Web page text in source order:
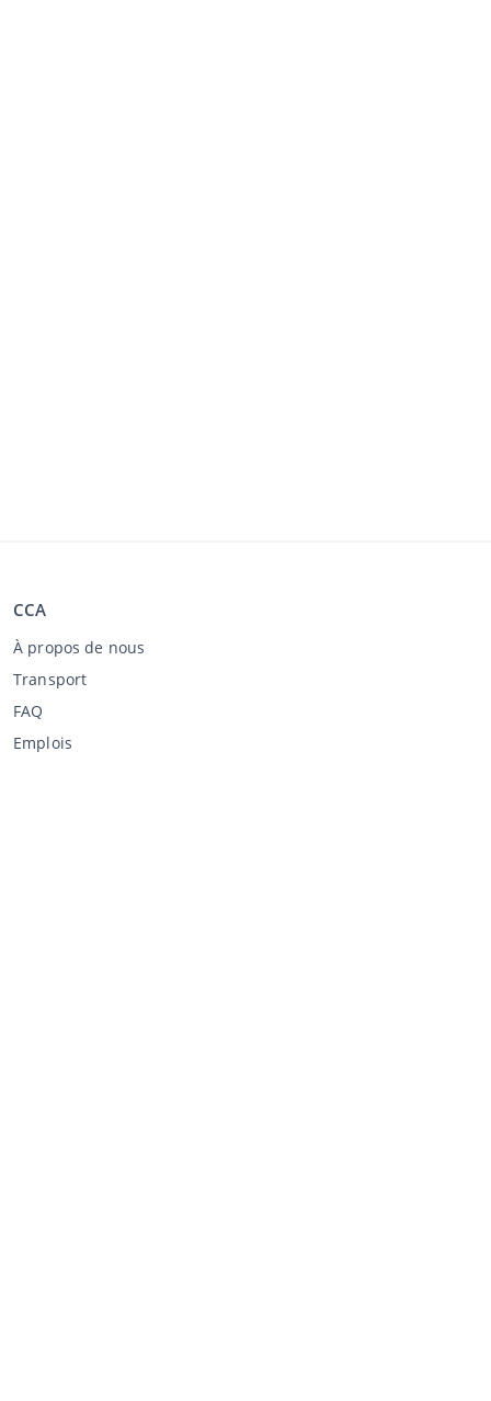
CCA
À propos de nous
Transport
FAQ
Emplois